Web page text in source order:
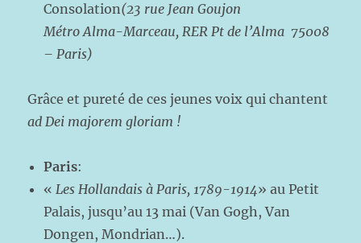
Consolation(23 rue Jean Goujon
Métro Alma-Marceau, RER Pt de l’Alma 75008
– Paris)
Grâce et pureté de ces jeunes voix qui chantent
ad Dei majorem gloriam !
Paris:
«Les Hollandais à Paris, 1789-1914» au Petit
Palais, jusqu’au 13 mai (Van Gogh, Van
Dongen, Mondrian…).